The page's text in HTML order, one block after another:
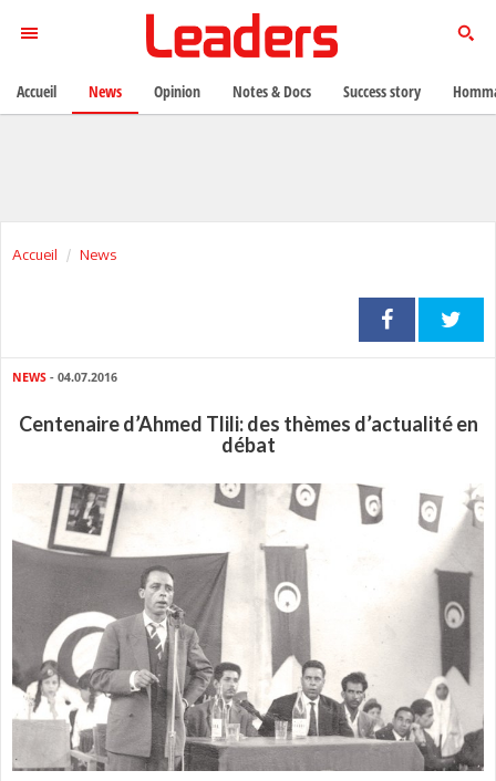
Accueil News
NEWS - 04.07.2016
Centenaire d’Ahmed Tlili: des thèmes d’actualité en
débat
Accueil News Opinion Notes & Docs Success story